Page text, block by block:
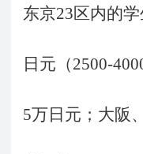
东京23区内的
日元（2500-
5万日元；大阪